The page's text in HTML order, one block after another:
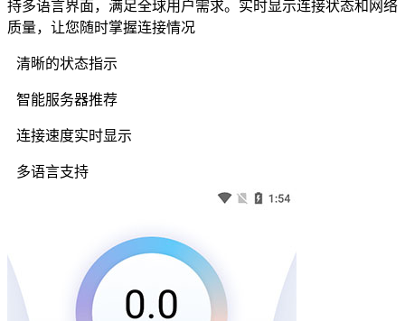
持多语言界面，满足全球用户需求。实时显示连接状态和网络
质量，让您随时掌握连接情况
清晰的状态指示
智能服务器推荐
连接速度实时显示
多语言支持